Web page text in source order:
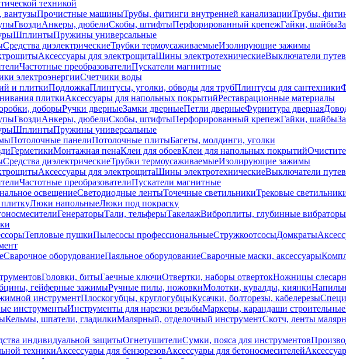
техникой
вантузыПрочистные машиныТрубы, фитинги внутренней канализацииТрубы,
ГвоздиАнкеры, дюбелиСкобы, штифтыПерфорированный крепежГайки, шайбы
ШплинтыПружины универсальные
Средства диэлектрическиеТрубки термоусаживаемыеИзолирующие зажимы
Аксессуары для электрощитаШины электротехническиеВыключатели
Частотные преобразователиПускатели магнитные
электроэнергииСчетчики воды
и плиткиПодложкаПлинтусы, уголки, обводы для трубПлинтусы для сантехники
плиткиАксессуары для напольных покрытийРеставрационные материалы
доборыРучки дверныеЗамки дверныеПетли дверныеФурнитура дверная
ГвоздиАнкеры, дюбелиСкобы, штифтыПерфорированный крепежГайки, шайбы
ШплинтыПружины универсальные
Потолочные панелиПотолочные плитыБагеты, молдинги, уголки
ГерметикиМонтажная пенаКлеи для обоевКлеи для напольных покрытий
Средства диэлектрическиеТрубки термоусаживаемыеИзолирующие зажимы
Аксессуары для электрощитаШины электротехническиеВыключатели
Частотные преобразователиПускатели магнитные
освещениеСветодиодные лентыТочечные светильникиТрековые
Люки напольныеЛюки под покраску
ГенераторыТали, тельферыТакелажВиброплиты, глубинные вибраторы
Тепловые пушкиПылесосы профессиональныеСтружкоотсосыДомкраты
Сварочное оборудованиеПаяльное оборудованиеСварочные маски, аксессуары
Головки, битыГаечные ключиОтвертки, наборы отвертокНожницы
гейферные зажимыРучные пилы, ножовкиМолотки, кувалды, киянки
инструментПлоскогубцы, круглогубцыКусачки, болторезы, кабелерезы
инструментыИнструменты для нарезки резьбыМаркеры, карандаши строительные
Кельмы, шпатели, гладилкиМалярный, отделочный инструментСкотч, ленты
индивидуальной защитыОгнетушителиСумки, пояса для инструментов
техникиАксессуары для бензорезовАксессуары для бетоносмесителей